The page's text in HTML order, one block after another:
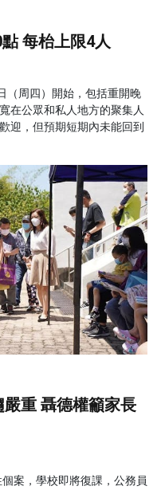
每枱上限4人
（周四）開始，包括重開晚
在公眾和私人地方的聚集人
迎，但預期短期內未能回到
重 聶德權籲家長
案，學校即將復課，公務員